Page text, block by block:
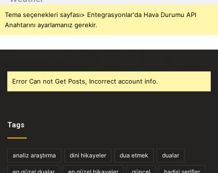
Tema seçenekleri sayfası> Entegrasyonlar'da Hava Durumu API
Anahtarını ayarlamanız gerekir.
Error Can not Get Posts, Incorrect account info.
Tags
analiz araştırma dini hikayeler dua etmek dualar